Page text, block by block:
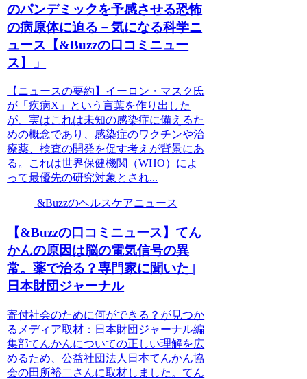
のパンデミックを予感させる恐怖
の病原体に迫る－気になる科学ニ
ュース【&Buzzの口コミニュー
ス】」
【ニュースの要約】イーロン・マスク氏
が「疾病X」という言葉を作り出した
が、実はこれは未知の感染症に備えるた
めの概念であり、感染症のワクチンや治
療薬、検査の開発を促す考えが背景にあ
る。これは世界保健機関（WHO）によ
って最優先の研究対象とされ...
&Buzzのヘルスケアニュース
【&Buzzの口コミニュース】てん
かんの原因は脳の電気信号の異
常。薬で治る？専門家に聞いた |
日本財団ジャーナル
寄付社会のために何ができる？が見つか
るメディア取材：日本財団ジャーナル編
集部てんかんについての正しい理解を広
めるため、公益社団法人日本てんかん協
会の田所裕二さんに取材しました。てん